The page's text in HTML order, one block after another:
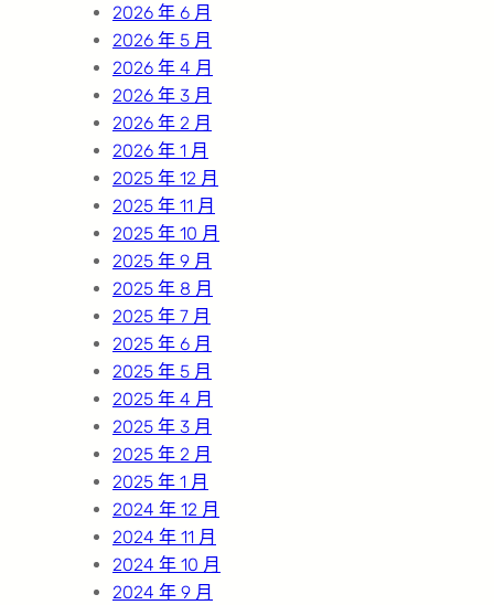
2026 年 6 月
2026 年 5 月
2026 年 4 月
2026 年 3 月
2026 年 2 月
2026 年 1 月
2025 年 12 月
2025 年 11 月
2025 年 10 月
2025 年 9 月
2025 年 8 月
2025 年 7 月
2025 年 6 月
2025 年 5 月
2025 年 4 月
2025 年 3 月
2025 年 2 月
2025 年 1 月
2024 年 12 月
2024 年 11 月
2024 年 10 月
2024 年 9 月